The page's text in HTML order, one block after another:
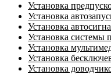
Установка
Установка
Установка
Установка системы
Установка
Установка
Установка